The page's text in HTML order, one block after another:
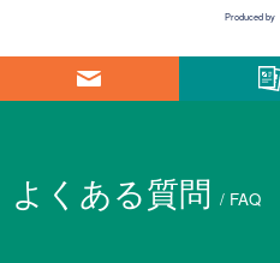
Produced by
よくある質問 / FAQ